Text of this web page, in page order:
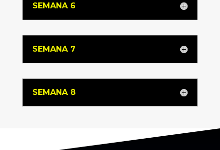
SEMANA 6
SEMANA 7
SEMANA 8